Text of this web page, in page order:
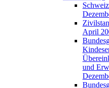
April
und